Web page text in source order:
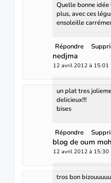
Quelle bonne
plus, avec ces
ensoleille
Répondre
nedjma
12 avril 2012 à 15:01
un plat tres
delicieux!!!
bises
Répondre
blog de oum
12 avril 2012 à 15:30
tros bon